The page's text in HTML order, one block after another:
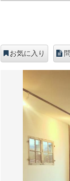
お気に入り